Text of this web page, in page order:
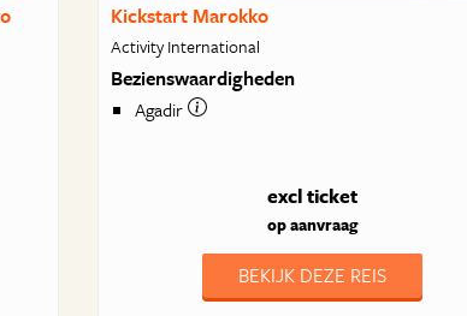
Kickstart Marokko
Activity International
Bezienswaardigheden
Agadir
excl ticket
op aanvraag
BEKIJK DEZE REIS